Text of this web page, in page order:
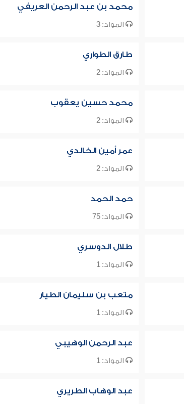
محمد بن عبد الرحمن العريفي
المواد: 3
طارق الطواري
المواد: 2
محمد حسين يعقوب
المواد: 2
عمر أمين الخالدي
المواد: 2
حمد الحمد
المواد: 75
طلال الدوسري
المواد: 1
متعب بن سليمان الطيار
المواد: 1
عبد الرحمن الوهيبي
المواد: 1
عبد الوهاب الطريري